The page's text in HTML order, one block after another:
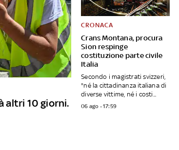
altri 10 giorni.
Crans Montana, procura
Sion respinge
costituzione parte civile
Italia
CRONACA
Secondo i magistrati svizzeri,
"né la cittadinanza italiana di
diverse vittime, né i costi...
06 ago - 17:59